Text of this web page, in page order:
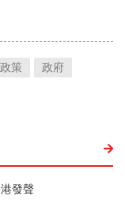
政策
政府
發聲